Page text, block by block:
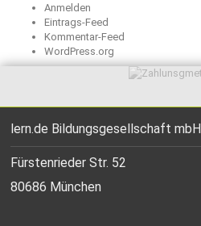
Anmelden
Eintrags-Feed
Kommentar-Feed
WordPress.org
lern.de Bildungsgesellschaft mbH
Fürstenrieder Str. 52
80686 München